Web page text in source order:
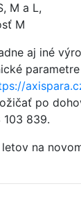
M a L,
M
aj iné
po
839.
na